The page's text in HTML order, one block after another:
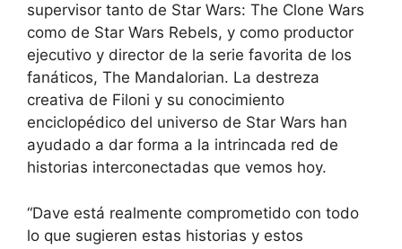
supervisor tanto de Star Wars: The Clone Wars
como de Star Wars Rebels, y como productor
ejecutivo y director de la serie favorita de los
fanáticos, The Mandalorian. La destreza
creativa de Filoni y su conocimiento
enciclopédico del universo de Star Wars han
ayudado a dar forma a la intrincada red de
historias interconectadas que vemos hoy.
“Dave está realmente comprometido con todo
lo que sugieren estas historias y estos